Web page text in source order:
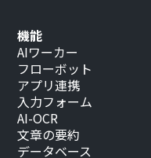
機能
AIワーカー
フローボット
アプリ連携
入力フォーム
AI-OCR
文章の要約
データベース